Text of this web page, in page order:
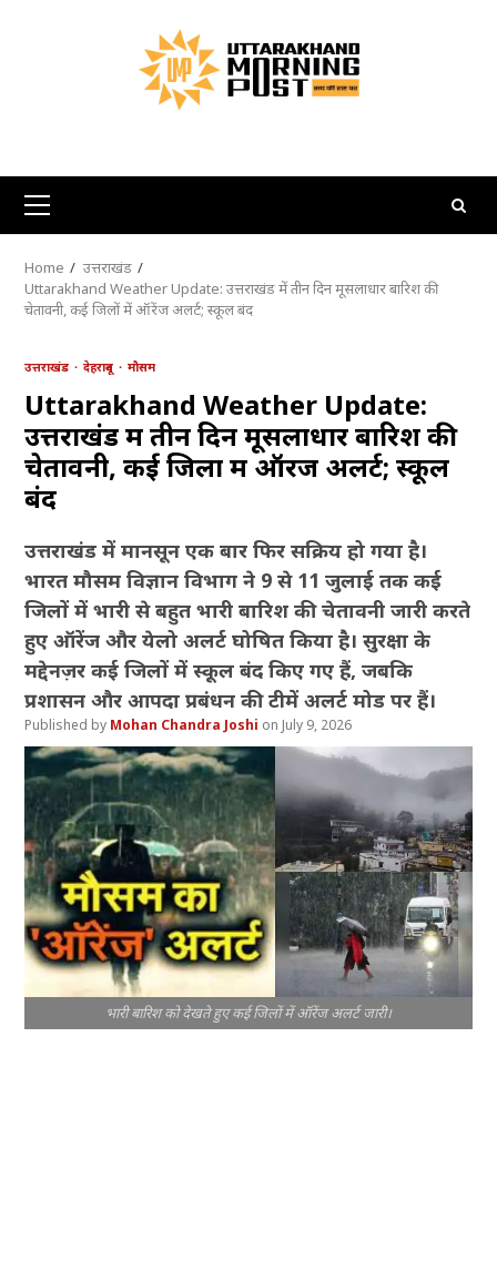
Primary
Menu
Home
उत्तराखंड
Uttarakhand Weather Update: उत्तराखंड में तीन दिन मूसलाधार बारिश की
चेतावनी, कई जिलों में ऑरेंज अलर्ट; स्कूल बंद
उत्तराखंड देहरादून मौसम
Uttarakhand Weather Update:
उत्तराखंड में तीन दिन मूसलाधार बारिश की
चेतावनी, कई जिलों में ऑरेंज अलर्ट; स्कूल
बंद
उत्तराखंड में मानसून एक बार फिर सक्रिय हो गया है।
भारत मौसम विज्ञान विभाग ने 9 से 11 जुलाई तक कई
जिलों में भारी से बहुत भारी बारिश की चेतावनी जारी करते
हुए ऑरेंज और येलो अलर्ट घोषित किया है। सुरक्षा के
मद्देनज़र कई जिलों में स्कूल बंद किए गए हैं, जबकि
प्रशासन और आपदा प्रबंधन की टीमें अलर्ट मोड पर हैं।
Mohan Chandra Joshi July 9, 2026
भारी बारिश को देखते हुए कई जिलों में ऑरेंज अलर्ट जारी।